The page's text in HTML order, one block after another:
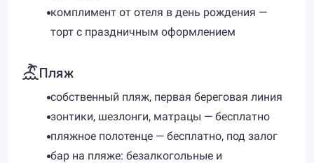
комплимент от отеля в день рождения —
торт с праздничным оформлением
Пляж
собственный пляж, первая береговая линия
зонтики, шезлонги, матрацы — бесплатно
пляжное полотенце — бесплатно, под залог
бар на пляже: безалкогольные и